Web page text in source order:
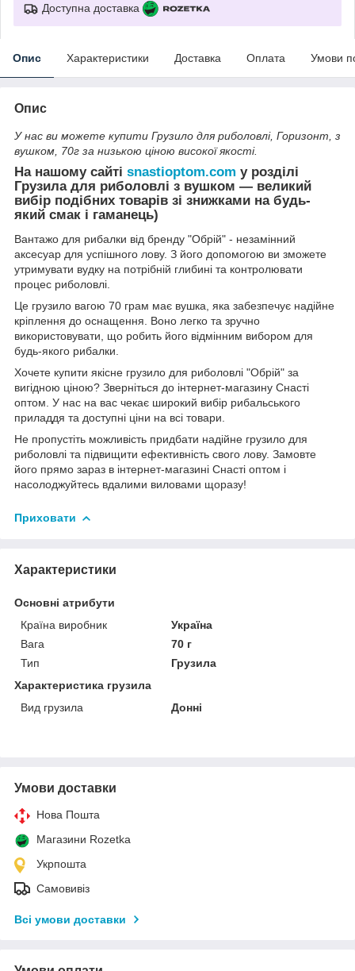
Доступна доставка
Опис Характеристики Доставка Оплата Умови
Опис
У нас ви можете купити Грузило для риболовлі, Горизонт, з
вушком, 70г за низькою ціною високої якості.
На нашому сайті snastioptom.com у розділі
Грузила для риболовлі з вушком — великий
вибір подібних товарів зі знижками на будь-
який смак і гаманець)
Вантажо для рибалки від бренду "Обрій" - незамінний
аксесуар для успішного лову. З його допомогою ви зможете
утримувати вудку на потрібній глибині та контролювати
процес риболовлі.
Це грузило вагою 70 грам має вушка, яка забезпечує надійне
кріплення до оснащення. Воно легко та зручно
використовувати, що робить його відмінним вибором для
будь-якого рибалки.
Хочете купити якісне грузило для риболовлі "Обрій" за
вигідною ціною? Зверніться до інтернет-магазину Снасті
оптом. У нас на вас чекає широкий вибір рибальського
приладдя та доступні ціни на всі товари.
Не пропустіть можливість придбати надійне грузило для
риболовлі та підвищити ефективність свого лову. Замовте
його прямо зараз в інтернет-магазині Снасті оптом і
насолоджуйтесь вдалими виловами щоразу!
Приховати
Характеристики
Основні атрибути
Країна виробник
Україна
Вага
70 г
Тип
Грузила
Характеристика грузила
Вид грузила
Донні
Умови доставки
Нова Пошта
Магазини Rozetka
Укрпошта
Самовивіз
Всі умови доставки